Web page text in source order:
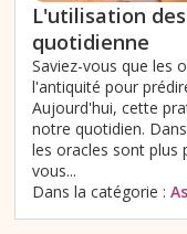
L'utilisation
quotidienne
Saviez-vous que les
l'antiquité pour
Aujourd'hui, cette
notre quotidien.
les oracles sont
vous...
Dans la catégorie :